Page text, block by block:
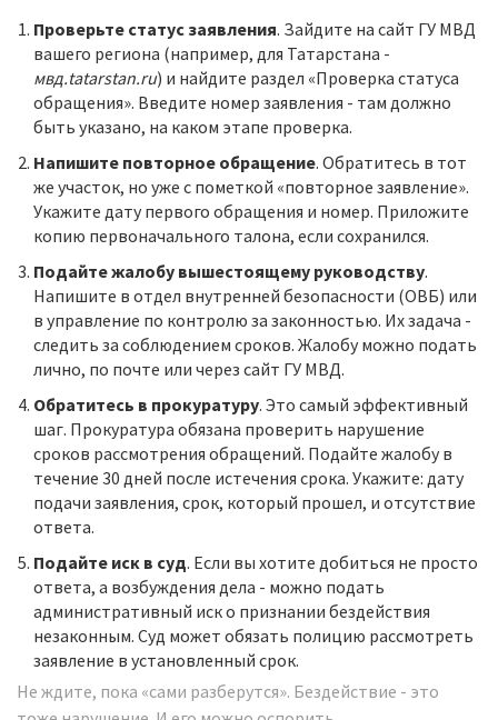
Проверьте статус заявления. Зайдите на сайт ГУ МВД
вашего региона (например, для Татарстана -
мвд.tatarstan.ru) и найдите раздел «Проверка статуса
обращения». Введите номер заявления - там должно
быть указано, на каком этапе проверка.
Напишите повторное обращение. Обратитесь в тот
же участок, но уже с пометкой «повторное заявление».
Укажите дату первого обращения и номер. Приложите
копию первоначального талона, если сохранился.
Подайте жалобу вышестоящему руководству.
Напишите в отдел внутренней безопасности (ОВБ) или
в управление по контролю за законностью. Их задача -
следить за соблюдением сроков. Жалобу можно подать
лично, по почте или через сайт ГУ МВД.
Обратитесь в прокуратуру. Это самый эффективный
шаг. Прокуратура обязана проверить нарушение
сроков рассмотрения обращений. Подайте жалобу в
течение 30 дней после истечения срока. Укажите: дату
подачи заявления, срок, который прошел, и отсутствие
ответа.
Подайте иск в суд. Если вы хотите добиться не просто
ответа, а возбуждения дела - можно подать
административный иск о признании бездействия
незаконным. Суд может обязать полицию рассмотреть
заявление в установленный срок.
Не ждите, пока «сами разберутся». Бездействие - это